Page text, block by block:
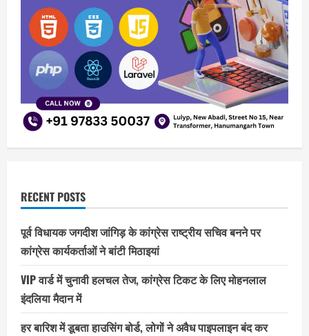
RECENT POSTS
पूर्व विधायक जगदीश जांगिड़ के कांग्रेस राष्ट्रीय सचिव बनने पर
कांग्रेस कार्यकर्ताओं ने बांटी मिठाइयां
VIP वार्ड में चुनावी हलचल तेज, कांग्रेस टिकट के लिए मोहनलाल
इंदलिया मैदान में
हर बारिश में डूबता हाउसिंग बोर्ड, लोगों ने अवैध पाइपलाइन बंद कर